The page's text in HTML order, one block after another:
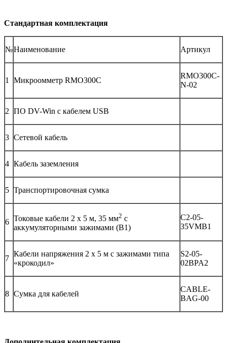
Стандартная комплектация
№Наименование Артикул
1 Микроомметр RMO300C
RMO300C-
N-02
2 ПО DV-Win с кабелем USB
3 Сетевой кабель
4 Кабель заземления
5 Транспортировочная сумка
6 Токовые кабели 2 х 5 м, 35 мм2 с
аккумуляторными зажимами (B1)
C2-05-
35VMB1
7
Кабели напряжения 2 х 5 м с зажимами типа
«крокодил»
S2-05-
02BPA2
8 Сумка для кабелей
CABLE-
BAG-00